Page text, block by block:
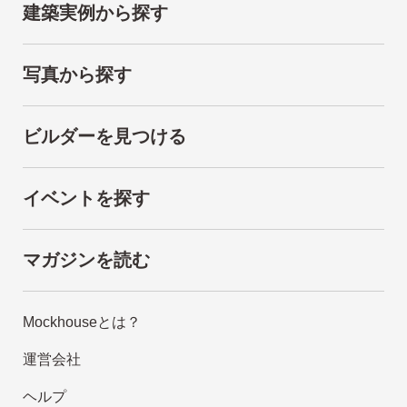
建築実例から探す
写真から探す
ビルダーを見つける
イベントを探す
マガジンを読む
Mockhouseとは？
運営会社
ヘルプ